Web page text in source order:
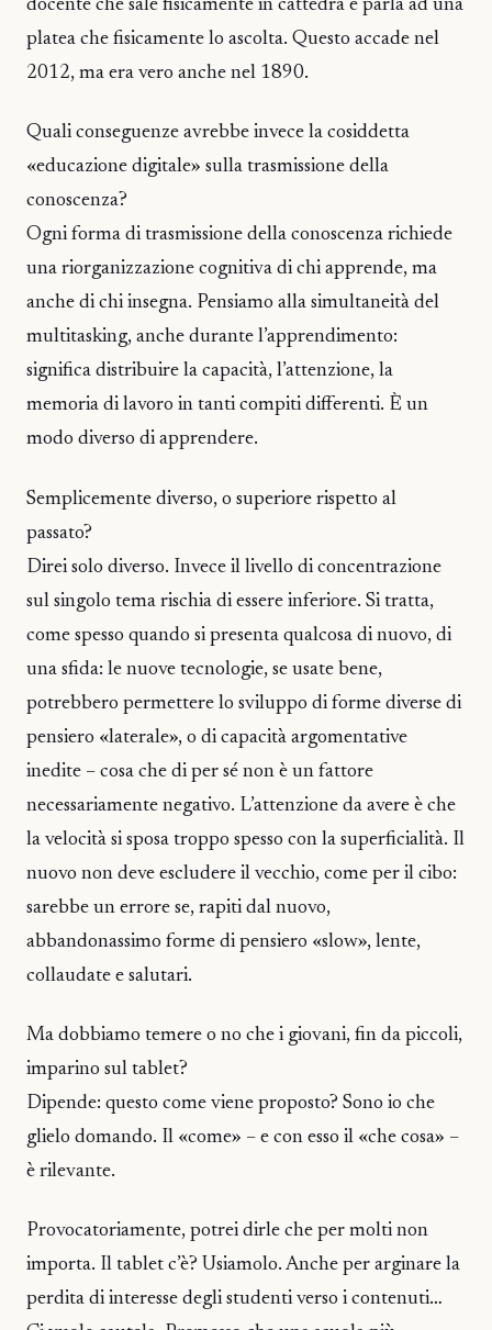
docente che sale fisicamente in cattedra e parla ad una
platea che fisicamente lo ascolta. Questo accade nel
2012, ma era vero anche nel 1890.
Quali conseguenze avrebbe invece la cosiddetta
«educazione digitale» sulla trasmissione della
conoscenza?
Ogni forma di trasmissione della conoscenza richiede
una riorganizzazione cognitiva di chi apprende, ma
anche di chi insegna. Pensiamo alla simultaneità del
multitasking, anche durante l’apprendimento:
significa distribuire la capacità, l’attenzione, la
memoria di lavoro in tanti compiti differenti. È un
modo diverso di apprendere.
Semplicemente diverso, o superiore rispetto al
passato?
Direi solo diverso. Invece il livello di concentrazione
sul singolo tema rischia di essere inferiore. Si tratta,
come spesso quando si presenta qualcosa di nuovo, di
una sfida: le nuove tecnologie, se usate bene,
potrebbero permettere lo sviluppo di forme diverse di
pensiero «laterale», o di capacità argomentative
inedite – cosa che di per sé non è un fattore
necessariamente negativo. L’attenzione da avere è che
la velocità si sposa troppo spesso con la superficialità. Il
nuovo non deve escludere il vecchio, come per il cibo:
sarebbe un errore se, rapiti dal nuovo,
abbandonassimo forme di pensiero «slow», lente,
collaudate e salutari.
Ma dobbiamo temere o no che i giovani, fin da piccoli,
imparino sul tablet?
Dipende: questo come viene proposto? Sono io che
glielo domando. Il «come» – e con esso il «che cosa» –
è rilevante.
Provocatoriamente, potrei dirle che per molti non
importa. Il tablet c’è? Usiamolo. Anche per arginare la
perdita di interesse degli studenti verso i contenuti…